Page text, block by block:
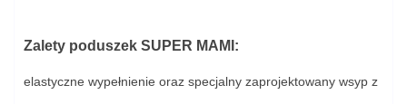
Zalety poduszek SUPER MAMI:
elastyczne wypełnienie oraz specjalny zaprojektowany wsyp z